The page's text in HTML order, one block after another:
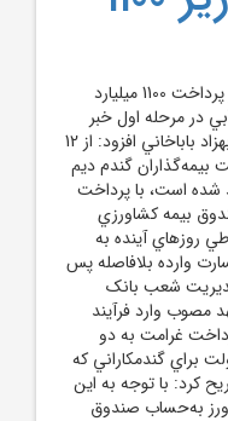
قائم‌مقام صندوق بيمه کشاورزي از آغاز پرداخت 1100 ميليارد
در مرحله اول خبر
داد. به گزارش وزارت جهاد کشاوزري، بهزاد باباخاني افزود: از 12
غرامت بيمه‌گذاران گندم ديم
شده است، با پرداخت
صندوق بيمه کشاورزي
روزهاي آينده به
وارده بلافاصله پس
شعب بانک
مصوب وارد فرآيند
غرامت به دو
براي گندمکاراني که
کرد: با توجه به اين
کشاورز به‌حساب صندوق